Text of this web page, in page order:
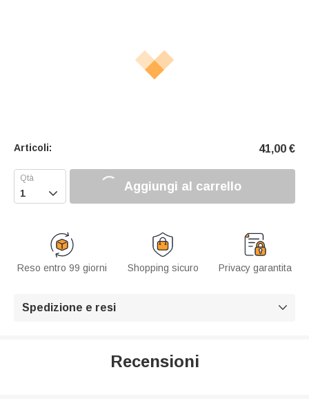
Articoli: 41,00 €
 Aggiungi al carrello
Reso entro 99 giorni Shopping sicuro Privacy garantita
Spedizione e resi 
Recensioni